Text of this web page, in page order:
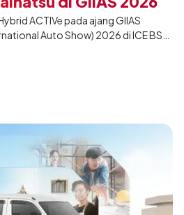
ACTIVe pada ajang GIIAS
Auto Show) 2026 di ICE BSD
unit Rocky Hybrid yang
sarana inspirasi bagi
hidup yang aktif.